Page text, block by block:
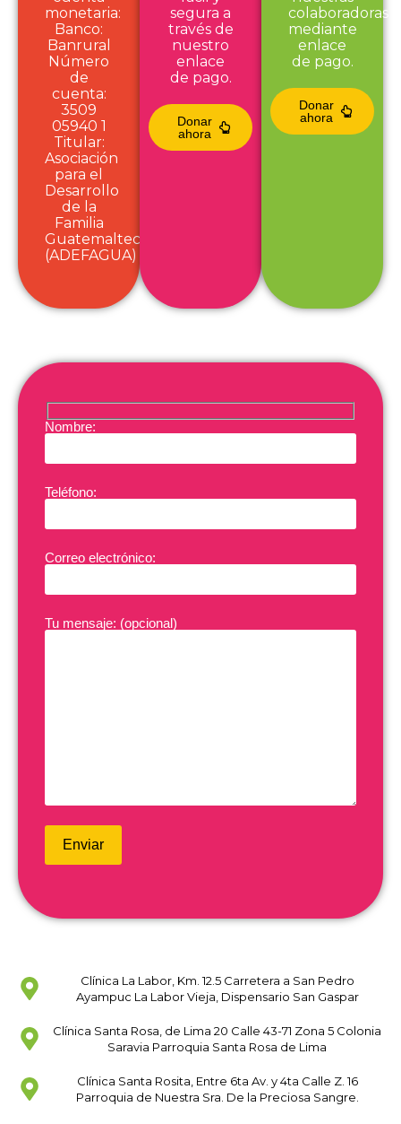
monetaria:
Banco:
Banrural
Número
de
cuenta:
3509
05940 1
Titular:
Asociación
para el
Desarrollo
de la
Familia
Guatemalteca
(ADEFAGUA)
segura a
través de
nuestro
enlace
de pago.
Donar
ahora
colaboradoras
mediante
enlace
de pago.
Donar
ahora
Nombre:
Teléfono:
Correo electrónico:
Tu mensaje: (opcional)
Clínica La Labor, Km. 12.5 Carretera a San Pedro
Ayampuc La Labor Vieja, Dispensario San Gaspar
Clínica Santa Rosa, de Lima 20 Calle 43-71 Zona 5 Colonia
Saravia Parroquia Santa Rosa de Lima
Clínica Santa Rosita, Entre 6ta Av. y 4ta Calle Z. 16
Parroquia de Nuestra Sra. De la Preciosa Sangre.